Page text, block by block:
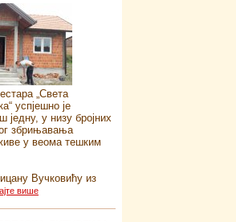
„Света
успјешно је
једну, у низу бројних
збрињавања
у веома тешким
Вучковићу из
више